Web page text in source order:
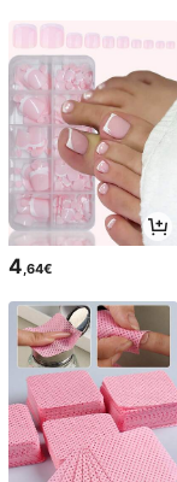
4 ,64€